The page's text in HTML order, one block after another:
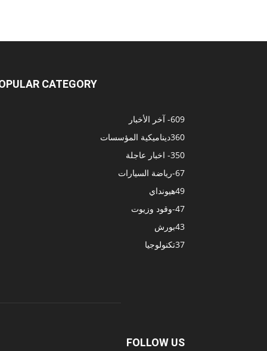
CATEGORY
- آخر الأخبار609
ديناميكية المؤسسات360
- اخبار عاجلة350
-رياضة السيارات67
هيونداي49
-وقود وزيوت47
بورش43
تكنولوجيا37
FOLLOW US